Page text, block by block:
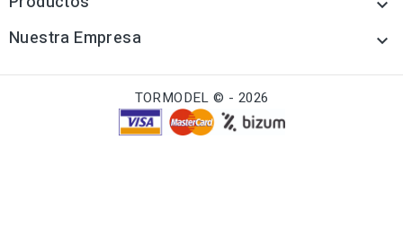

Nuestra Empresa 
TORMODEL © - 2026